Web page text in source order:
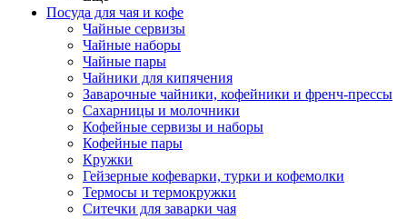
Посуда для чая и кофе
Чайные сервизы
Чайные наборы
Чайные пары
Чайники для кипячения
Заварочные чайники, кофейники и френч-прессы
Сахарницы и молочники
Кофейные сервизы и наборы
Кофейные пары
Кружки
Гейзерные кофеварки, турки и кофемолки
Термосы и термокружки
Ситечки для заварки чая